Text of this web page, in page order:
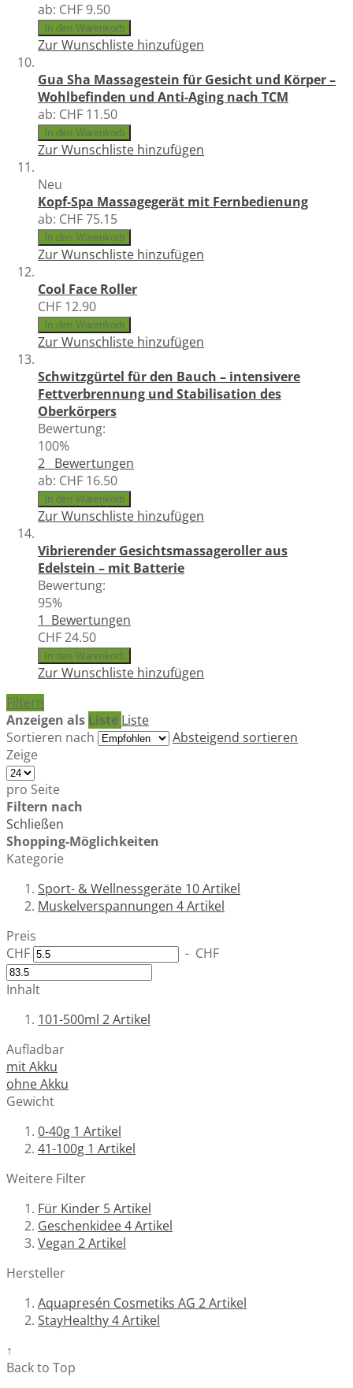
ab: CHF 9.50
In den Warenkorb
Zur Wunschliste hinzufügen
Gua Sha Massagestein für Gesicht und Körper –
Wohlbefinden und Anti-Aging nach TCM
ab: CHF 11.50
In den Warenkorb
Zur Wunschliste hinzufügen
Neu
Kopf-Spa Massagegerät mit Fernbedienung
ab: CHF 75.15
In den Warenkorb
Zur Wunschliste hinzufügen
Cool Face Roller
CHF 12.90
In den Warenkorb
Zur Wunschliste hinzufügen
Schwitzgürtel für den Bauch – intensivere
Fettverbrennung und Stabilisation des
Oberkörpers
Bewertung:
100%
2 Bewertungen
ab: CHF 16.50
In den Warenkorb
Zur Wunschliste hinzufügen
Vibrierender Gesichtsmassageroller aus
Edelstein – mit Batterie
Bewertung:
95%
1 Bewertungen
CHF 24.50
In den Warenkorb
Zur Wunschliste hinzufügen
Filtern
Anzeigen als Liste Liste
Sortieren nach
Absteigend sortieren
Zeige
pro Seite
Filtern nach
Schließen
Shopping-Möglichkeiten
Kategorie
Sport- & Wellnessgeräte 10Artikel
Muskelverspannungen 4Artikel
Preis
CHF
- CHF
Inhalt
101-500ml 2Artikel
Aufladbar
mit Akku
ohne Akku
Gewicht
0-40g 1 Artikel
41-100g 1 Artikel
Weitere Filter
Für Kinder 5Artikel
Geschenkidee4Artikel
Vegan 2Artikel
Hersteller
Aquapresén Cosmetiks AG 2Artikel
StayHealthy4Artikel
↑
Back to Top